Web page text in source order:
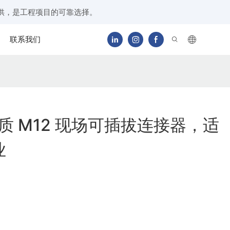
是工程项目的可靠选择。
联系我们
M12 现场可插拔连接器，适